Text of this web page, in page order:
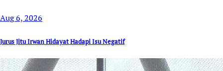
Aug 6, 2026
Jurus Jitu Irwan Hidayat Hadapi Isu Negatif